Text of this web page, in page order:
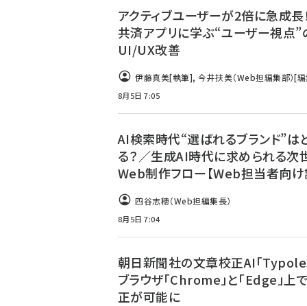
アクティブユーザーが2倍に急成長
共済アプリに学ぶ“ユーザー視点”
UI/UX改善
伊藤真美[執筆],今井扶美（Web担編集部）[
8月5日 7:05
AI検索時代“選ばれるブランド”は
る？／生成AI時代に求められる次
Web制作フロー【Web担当者向け
四谷志穂（Web担編集長）
8月5日 7:04
朝日新聞社の文章校正AI「
ブラウザ「Chrome」と「Edge」上
正が可能に